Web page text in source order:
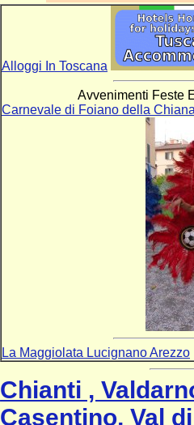
Alloggi In Toscana
Avvenimenti Feste
Carnevale di Foiano della
La Maggiolata Lucignano Arezzo
Chianti ,
Casentino, Val